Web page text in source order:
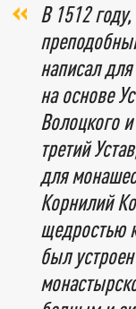
В 1512
написал
на основе
Волоцкого
третий
для
Корнилий
щедростью
был